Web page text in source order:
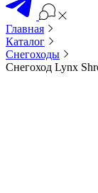
Главная
Каталог
Снегоходы
Снегоход Lynx